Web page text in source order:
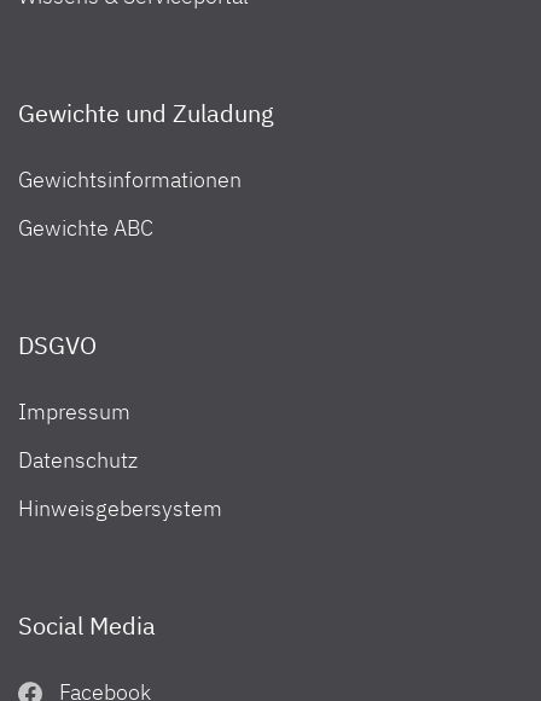
Gewichte und Zuladung
Gewichtsinformationen
Gewichte ABC
DSGVO
Impressum
Datenschutz
Hinweisgebersystem
Social Media
Facebook